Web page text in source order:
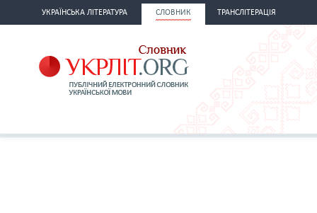
УКРАЇНСЬКА ЛІТЕРАТУРА СЛОВНИК ТРАНСЛІТЕРАЦІЯ